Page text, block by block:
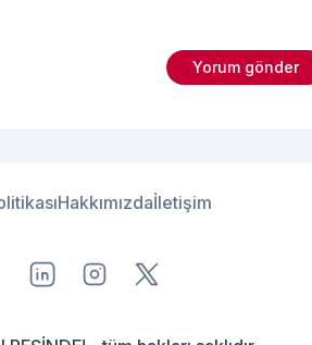
Hakkımızdaİletişim